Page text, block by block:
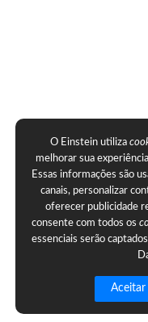
O Einstein utiliza
melhorar sua
Essas informações são
canais, personalizar
oferecer publicidade
consente com todos os
essenciais serão
Aceitar